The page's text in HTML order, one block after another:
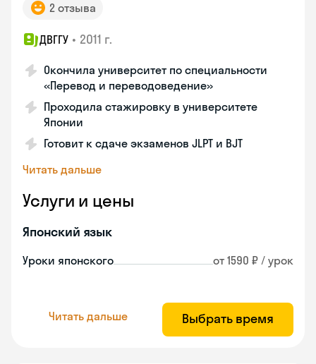
2 отзыва
ДВГГУ • 2011 г.
Окончила университет по специальности
«Перевод и переводоведение»
Проходила стажировку в университете
Японии
Готовит к сдаче экзаменов JLPT и BJT
Читать дальше
Услуги и цены
Японский язык
Уроки японского от 1590 ₽ / урок
Читать дальше Выбрать время